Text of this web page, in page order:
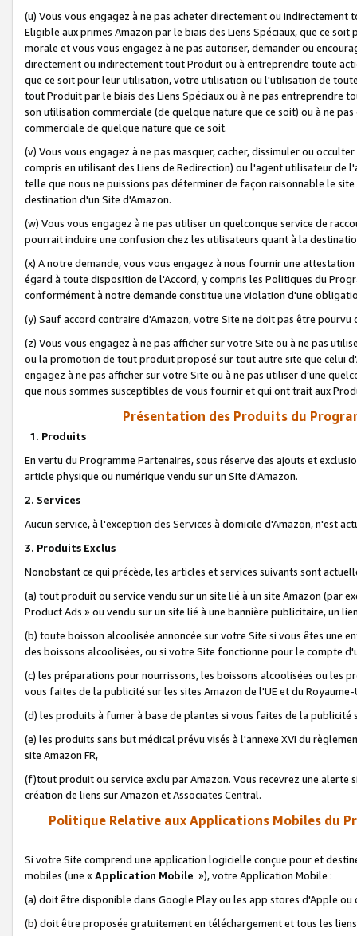
(u) Vous vous engagez à ne pas acheter directement ou
Eligible aux primes Amazon par le biais des Liens Spéciaux, que ce
morale et vous vous engagez à ne pas autoriser, demander ou
directement ou indirectement tout Produit ou à entreprendre toute
que ce soit pour leur utilisation, votre utilisation ou l'utilisation de
tout Produit par le biais des Liens Spéciaux ou à ne pas entreprendre
son utilisation commerciale (de quelque nature que ce soit) ou à ne
commerciale de quelque nature que ce soit.
(v) Vous vous engagez à ne pas masquer, cacher, dissimuler ou
compris en utilisant des Liens de Redirection) ou l'agent utilisateur
telle que nous ne puissions pas déterminer de façon raisonnable le
destination d'un Site d'Amazon.
(w) Vous vous engagez à ne pas utiliser un quelconque service de
pourrait induire une confusion chez les utilisateurs quant à la
(x) A notre demande, vous vous engagez à nous fournir une
égard à toute disposition de l'Accord, y compris les Politiques du
conformément à notre demande constitue une violation d'une
(y) Sauf accord contraire d'Amazon, votre Site ne doit pas être
(z) Vous vous engagez à ne pas afficher sur votre Site ou à ne pas
ou la promotion de tout produit proposé sur tout autre site que celui
engagez à ne pas afficher sur votre Site ou à ne pas utiliser d’une
que nous sommes susceptibles de vous fournir et qui ont trait aux
Présentation des Produits du
1. Produits
En vertu du Programme Partenaires, sous réserve des ajouts et
article physique ou numérique vendu sur un Site d'Amazon.
2. Services
Aucun service, à l'exception des Services à domicile d'Amazon, n'est
3. Produits Exclus
Nonobstant ce qui précède, les articles et services suivants sont
(a) tout produit ou service vendu sur un site lié à un site Amazon (par
Product Ads » ou vendu sur un site lié à une bannière publicitaire, un
(b) toute boisson alcoolisée annoncée sur votre Site si vous êtes une
des boissons alcoolisées, ou si votre Site fonctionne pour le compte
(c) les préparations pour nourrissons, les boissons alcoolisées ou les
vous faites de la publicité sur les sites Amazon de l'UE et du Royaume-
(d) les produits à fumer à base de plantes si vous faites de la publicité
(e) les produits sans but médical prévu visés à l'annexe XVI du
site Amazon FR,
(f)tout produit ou service exclu par Amazon. Vous recevrez une alerte
création de liens sur Amazon et Associates Central.
Politique Relative aux Applications Mobiles du
Si votre Site comprend une application logicielle conçue pour et
mobiles (une « Application Mobile »), votre Application Mobile :
(a) doit être disponible dans Google Play ou les app stores d'Apple ou
(b) doit être proposée gratuitement en téléchargement et tous les